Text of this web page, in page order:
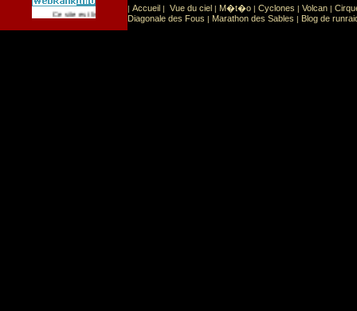
Ce site est list� dans la cat�gorie Sport Sports extr�mes
| Accueil | Vue du ciel | M�t�o | Cyclones | Volcan |
Diagonale des Fous | Marathon des Sables | Blog de